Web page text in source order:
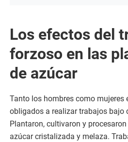
Los efectos del
forzoso en las
de azúcar
Tanto los hombres como mujeres
obligados a realizar trabajos bajo
Plantaron, cultivaron y
azúcar cristalizada y melaza.